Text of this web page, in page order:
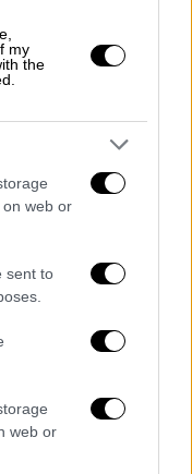
my
the
web or
sent to
web or
ο αγωγός
μέσα σε
τους
στους
να πίνουν ή
επιδιορθωθεί
της πόλης
δήλωσε η Σου
σε
June 5